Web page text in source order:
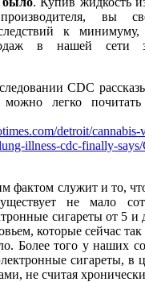
вы
к
в нашей сети
CDC
можно легко
detroit/
illness-cdc-finally-says/
фактом служит и то,
не мало
сигареты от 5 и
которые сейчас
Более того у наших
сигареты, в
не считая